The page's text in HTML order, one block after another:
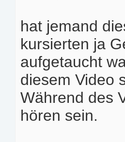
hat jemand
kursierten ja
aufgetaucht
diesem Video
Während des
hören sein.